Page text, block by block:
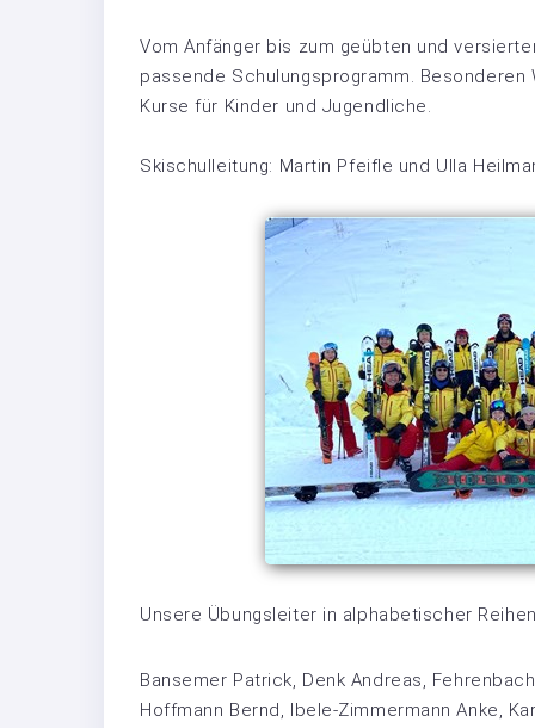
Vom Anfänger bis zum geübten und
passende Schulungsprogramm.
Kurse für Kinder und Jugendliche.
Skischulleitung: Martin Pfeifle und Ulla
Unsere Übungsleiter in alphabetischer
Bansemer Patrick, Denk Andreas,
Hoffmann Bernd, Ibele-Zimmermann Anke,